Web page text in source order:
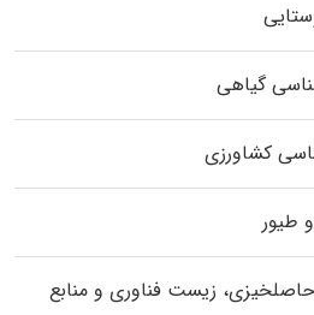
گیاهی
کشاورزی
طیور
زیست فناوری و منابع